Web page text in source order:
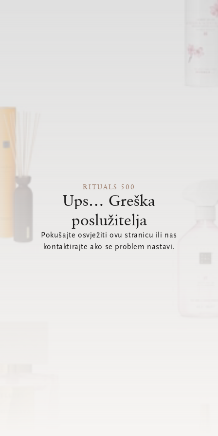
RITUALS 500
Ups… Greška
poslužitelja
Pokušajte osvježiti ovu stranicu ili nas
kontaktirajte ako se problem nastavi.